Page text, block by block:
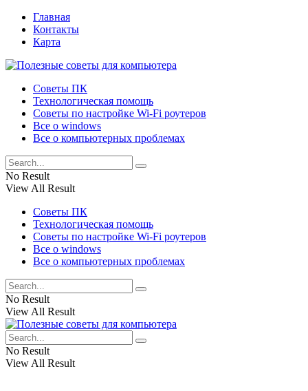
Главная
Контакты
Карта
Советы ПК
Технологическая помощь
Советы по настройке Wi-Fi роутеров
Все о windows
Все о компьютерных проблемах
No Result
View All Result
Советы ПК
Технологическая помощь
Советы по настройке Wi-Fi роутеров
Все о windows
Все о компьютерных проблемах
No Result
View All Result
No Result
View All Result